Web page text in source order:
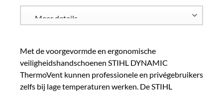
Met de voorgevormde en ergonomische
veiligheidshandschoenen STIHL DYNAMIC
ThermoVent kunnen professionele en privégebruikers
zelfs bij lage temperaturen werken. De STIHL